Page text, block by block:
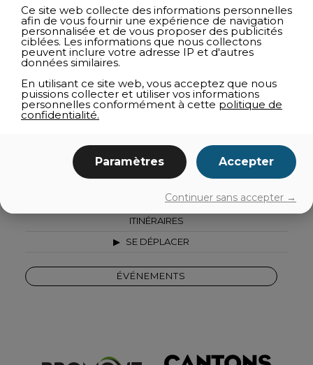
ATTRAITS TOURISTIQUES
SPORTS ET PLEIN AIR
BALADES ET CIRCUITS
AGROTOURISME
EN FAMILLE
MÉTÉO CAPRICIEUSE
À PROXIMITÉ
ITINÉRAIRES
SE DÉPLACER
ÉVÉNEMENTS
Ce site web collecte des informations personnelles
afin de vous fournir une expérience de navigation
personnalisée et de vous proposer des publicités
ciblées. Les informations que nous collectons
peuvent inclure votre adresse IP et d'autres
données similaires.
En utilisant ce site web, vous acceptez que nous
puissions collecter et utiliser vos informations
personnelles conformément à cette politique de
confidentialité.
Paramètres Accepter
Continuer sans accepter →